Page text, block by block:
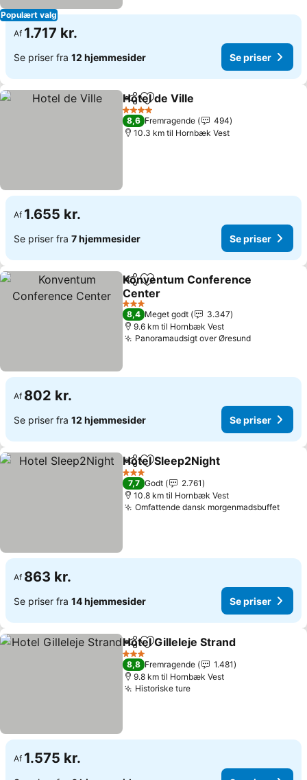
Populært valg
Af 1.717 kr.
Se priser fra 12 hjemmesider Se priser
Del Føj til favoritter
Hotel de Ville
4 Stjerner
8,6 Fremragende
494
10.3 km til Hornbæk Vest
Af 1.655 kr.
Se priser fra 7 hjemmesider Se priser
Del Føj til favoritter
Konventum Conference
Center
3 Stjerner
8,4 Meget godt
3.347
9.6 km til Hornbæk Vest
Panoramaudsigt over Øresund
Af 802 kr.
Se priser fra 12 hjemmesider Se priser
Del Føj til favoritter
Hotel Sleep2Night
3 Stjerner
7,7 Godt
2.761
10.8 km til Hornbæk Vest
Omfattende dansk morgenmadsbuffet
Af 863 kr.
Se priser fra 14 hjemmesider Se priser
Del Føj til favoritter
Hotel Gilleleje Strand
3 Stjerner
8,8 Fremragende
1.481
9.8 km til Hornbæk Vest
Historiske ture
Af 1.575 kr.